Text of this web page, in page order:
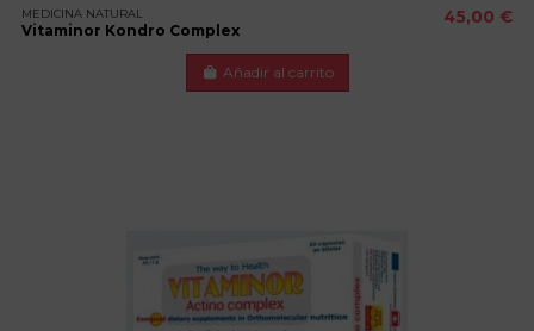
MEDICINA NATURAL
Vitaminor Kondro Complex
45,00 €
Añadir al carrito